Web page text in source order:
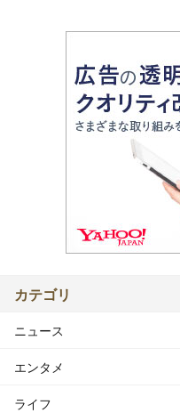
カテゴリ
ニュース
エンタメ
ライフ